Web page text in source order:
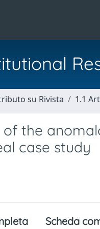
su Rivista 1.1
the
case study
Scheda